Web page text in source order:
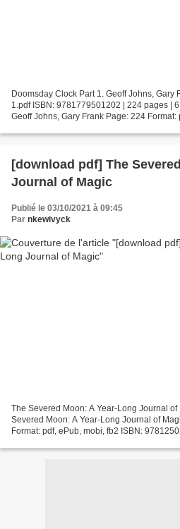
Doomsday Clock Part 1. Geoff Johns, Gary
1.pdf ISBN: 9781779501202 | 224 pages |
Geoff Johns, Gary Frank Page: 224
[download pdf] The
Journal of Magic
Publié le 03/10/2021 à 09:45
Par nkewivyck
The Severed Moon: A Year-Long Journal
Severed Moon: A Year-Long Journal of
Format: pdf, ePub, mobi, fb2 ISBN: